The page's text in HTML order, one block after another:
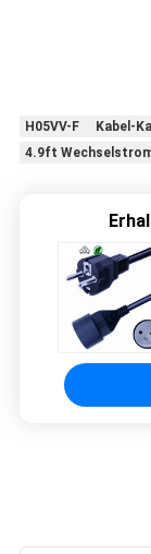
H05VV-F Kabel-
4.9ft